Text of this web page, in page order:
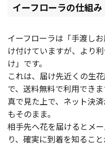
イーフローラの仕組
イーフローラは「手渡し
け付けていますが、より
け」です。
これは、届け先近くの生
で、送料無料で利用でき
真で見た上で、ネット決
もそのまま。
相手先へ花を届けるとメ
り、確実に到着を知ること